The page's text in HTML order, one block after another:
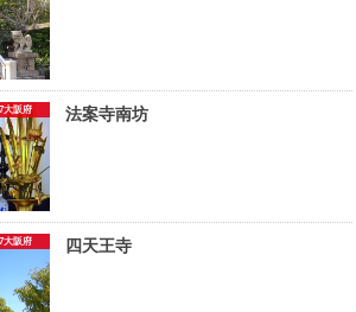
大阪府 法案寺南坊
大阪府 四天王寺